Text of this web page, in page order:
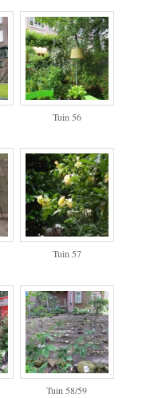
Tuin 56
Tuin 57
Tuin 58/59